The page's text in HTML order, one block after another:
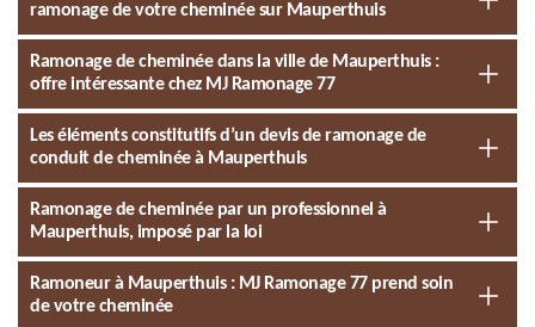
ramonage de votre cheminée sur Mauperthuis
Ramonage de cheminée dans la ville de Mauperthuis :
offre intéressante chez MJ Ramonage 77
Les éléments constitutifs d’un devis de ramonage de
conduit de cheminée à Mauperthuis
Ramonage de cheminée par un professionnel à
Mauperthuis, imposé par la loi
Ramoneur à Mauperthuis : MJ Ramonage 77 prend soin
de votre cheminée